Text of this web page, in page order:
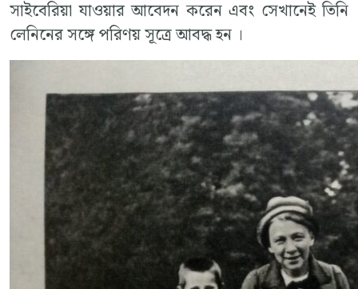
সাইবেরিয়া যাওয়ার আবেদন করেন এবং সেখানেই তিনি
লেনিনের সঙ্গে পরিণয় সূত্রে আবদ্ধ হন ।